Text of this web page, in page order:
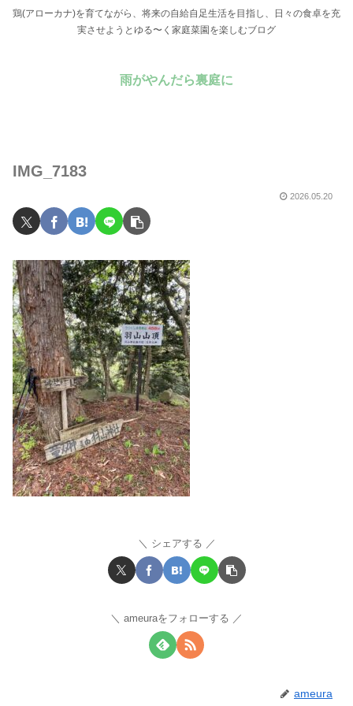
鶏(アローカナ)を育てながら、将来の自給自足生活を目指し、日々の食卓を充
実させようとゆる〜く家庭菜園を楽しむブログ
雨がやんだら裏庭に
IMG_7183
2026.05.20
シェアする
ameuraをフォローする
ameura